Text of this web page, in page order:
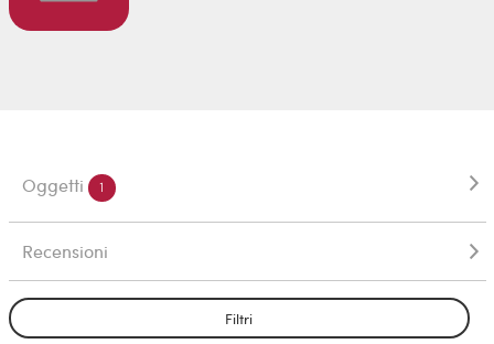
Oggetti 1
Recensioni
Filtri